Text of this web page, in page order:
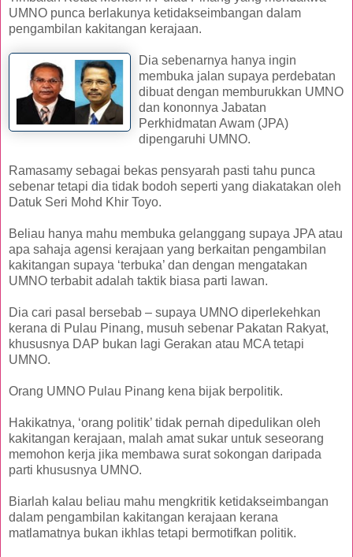
UMNO punca berlakunya ketidakseimbangan dalam
pengambilan kakitangan kerajaan.
Dia sebenarnya hanya ingin
membuka jalan supaya perdebatan
dibuat dengan memburukkan UMNO
dan kononnya Jabatan
Perkhidmatan Awam (JPA)
dipengaruhi UMNO.
Ramasamy sebagai bekas pensyarah pasti tahu punca
sebenar tetapi dia tidak bodoh seperti yang diakatakan oleh
Datuk Seri Mohd Khir Toyo.
Beliau hanya mahu membuka gelanggang supaya JPA atau
apa sahaja agensi kerajaan yang berkaitan pengambilan
kakitangan supaya ‘terbuka’ dan dengan mengatakan
UMNO terbabit adalah taktik biasa parti lawan.
Dia cari pasal bersebab – supaya UMNO diperlekehkan
kerana di Pulau Pinang, musuh sebenar Pakatan Rakyat,
khususnya DAP bukan lagi Gerakan atau MCA tetapi
UMNO.
Orang UMNO Pulau Pinang kena bijak berpolitik.
Hakikatnya, ‘orang politik’ tidak pernah dipedulikan oleh
kakitangan kerajaan, malah amat sukar untuk seseorang
memohon kerja jika membawa surat sokongan daripada
parti khususnya UMNO.
Biarlah kalau beliau mahu mengkritik ketidakseimbangan
dalam pengambilan kakitangan kerajaan kerana
matlamatnya bukan ikhlas tetapi bermotifkan politik.